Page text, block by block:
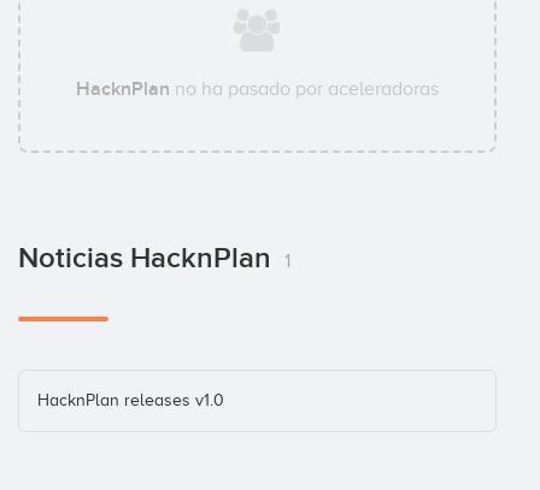
HacknPlan no ha pasado por aceleradoras
Noticias HacknPlan 1
HacknPlan releases v1.0